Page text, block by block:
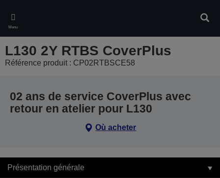
main
content
Menu
L130 2Y RTBS CoverPlus
Référence produit : CP02RTBSCE58
02 ans de service CoverPlus avec
retour en atelier pour L130
Où acheter
Présentation générale